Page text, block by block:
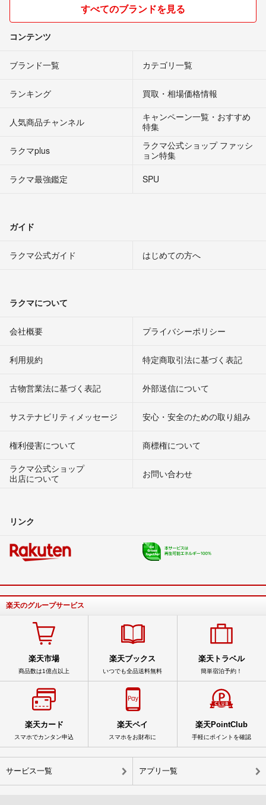
すべてのブランドを見る
コンテンツ
ブランド一覧 カテゴリ一覧
ランキング 買取・相場価格情報
人気商品チャンネル
キャンペーン一覧・おすすめ
特集
ラクマplus
ラクマ公式ショップ ファッシ
ョン特集
ラクマ最強鑑定
SPU
ガイド
ラクマ公式ガイド はじめての方へ
ラクマについて
会社概要 プライバシーポリシー
利用規約 特定商取引法に基づく表記
古物営業法に基づく表記 外部送信について
サステナビリティメッセージ 安心・安全のための取り組み
権利侵害について
商標権について
ラクマ公式ショップ
出店について
お問い合わせ
リンク
楽天のグループサービス
楽天市場
商品数は1億点以上
楽天ブックス
いつでも全品送料無料
楽天トラベル
簡単宿泊予約！
楽天カード
スマホでカンタン申込
楽天ペイ
スマホをお財布に
楽天PointClub
手軽にポイントを確認
サービス一覧 アプリ一覧